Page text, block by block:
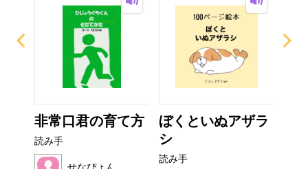
非常口君の育て方
読み手
ぼくといぬアザラ
シ
読み手